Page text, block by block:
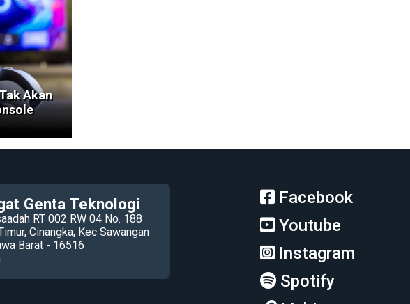
Akan
Genta Teknologi
RT 002 RW 04 No. 188
Cinangka, Kec Sawangan
Barat - 16516
Facebook
Youtube
Instagram
Spotify